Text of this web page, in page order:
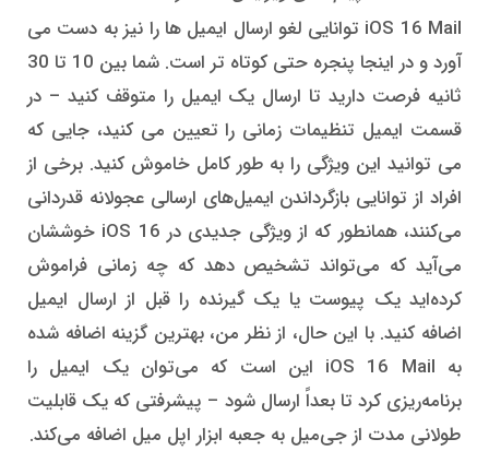
iOS 16 Mail توانایی لغو ارسال ایمیل ها را نیز به دست می
آورد و در اینجا پنجره حتی کوتاه تر است. شما بین 10 تا 30
ثانیه فرصت دارید تا ارسال یک ایمیل را متوقف کنید – در
قسمت ایمیل تنظیمات زمانی را تعیین می کنید، جایی که
می توانید این ویژگی را به طور کامل خاموش کنید. برخی از
افراد از توانایی بازگرداندن ایمیل‌های ارسالی عجولانه قدردانی
می‌کنند، همانطور که از ویژگی جدیدی در iOS 16 خوششان
می‌آید که می‌تواند تشخیص دهد که چه زمانی فراموش
کرده‌اید یک پیوست یا یک گیرنده را قبل از ارسال ایمیل
اضافه کنید. با این حال، از نظر من، بهترین گزینه اضافه شده
به iOS 16 Mail این است که می‌توان یک ایمیل را
برنامه‌ریزی کرد تا بعداً ارسال شود – پیشرفتی که یک قابلیت
طولانی مدت از جی‌میل به جعبه ابزار اپل میل اضافه می‌کند.